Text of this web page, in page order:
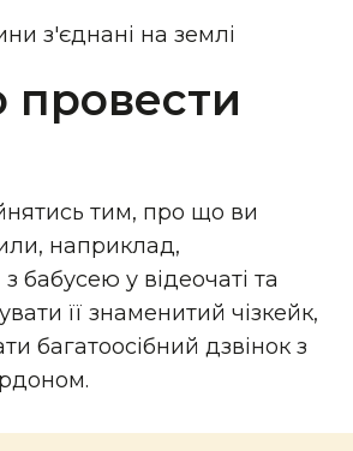
провести
тим, про що ви
наприклад,
бабусею у відеочаті та
її знаменитий чізкейк,
багатоосібний дзвінок з